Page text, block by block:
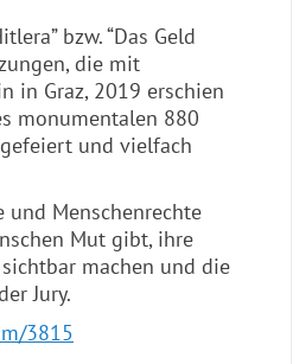
bzw. “Das Geld
die mit
in Graz, 2019 erschien
monumentalen 880
und vielfach
und Menschenrechte
Mut gibt, ihre
machen und die
Jury.
3815